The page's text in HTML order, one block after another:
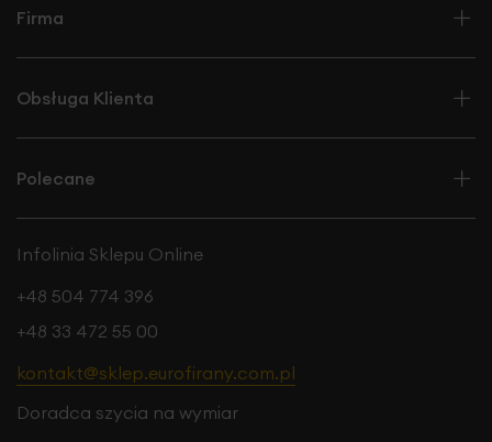
Firma
Obsługa Klienta
Polecane
Infolinia Sklepu Online
+48 504 774 396
+48 33 472 55 00
kontakt@sklep.eurofirany.com.pl
Doradca szycia na wymiar